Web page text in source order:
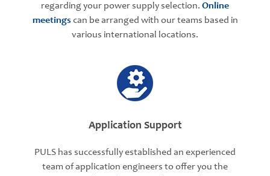
regarding your power supply selection. Online
meetings can be arranged with our teams based in
various international locations.
Application Support
PULS has successfully established an experienced
team of application engineers to offer you the